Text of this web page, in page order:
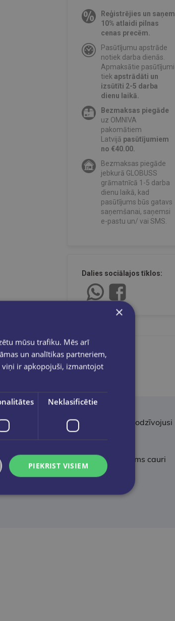
Reģistrējies un saņem
10% atlaidi pilnas
cenas precēm.
Pasūtījumu apstrāde
notiek darba dienās.
Apmaksātie pasūtījumi
tiekapstrādāti un
izsūtīti 2-5 darba
dienu laikā.
Bezmaksas piegāde
uz OMNIVA
pakomātiem
Latvijā pasūtījumiem
no €40.00.
Bezmaksas piegāde
jebkurā GLOBUSS
grāmatnīcā 1-5 darba
dienu laikā, kad
pasūtījums būs gatavs
saņemšanai, saņemsi
e-pastu un/ vai SMS.
Dalies sociālajos tīklos:
gados Santa ilgi nodzīvojusi
veida, ir kā kaislīgs ceļojums cauri
×
mūsu trafiku. Mēs arī
un analītikas partneriem,
ir apkopojuši, izmantojot
Neklasificētie
PIEKRIST VISIEM